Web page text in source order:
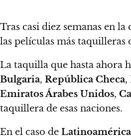
Tras casi diez semanas en
las películas más taquilleras
La taquilla que hasta ahora
Bulgaria, República Checa,
Emiratos Árabes Unidos,
taquillera de esas naciones.
En el caso de Latinoamérica